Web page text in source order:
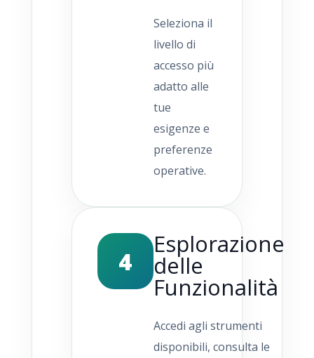
Seleziona il
livello di
accesso più
adatto alle
tue
esigenze e
preferenze
operative.
4
Esplorazione
delle
Funzionalità
Accedi agli strumenti
disponibili, consulta le